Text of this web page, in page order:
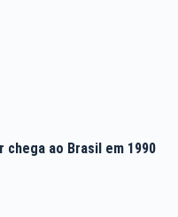
ao Brasil em 1990